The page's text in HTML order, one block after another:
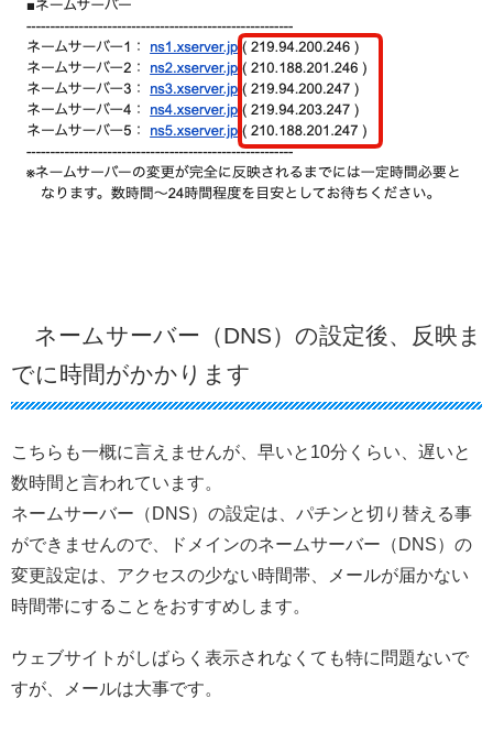
ネームサーバー（DNS）の設定後、反映ま
でに時間がかかります
こちらも一概に言えませんが、早いと10分くらい、遅いと
数時間と言われています。
ネームサーバー（DNS）の設定は、パチンと切り替える事
ができませんので、ドメインのネームサーバー（DNS）の
変更設定は、アクセスの少ない時間帯、メールが届かない
時間帯にすることをおすすめします。
ウェブサイトがしばらく表示されなくても特に問題ないで
すが、メールは大事です。